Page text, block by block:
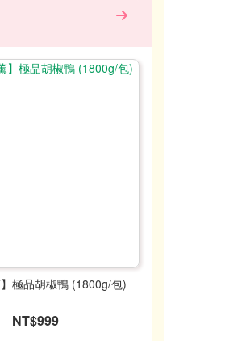
】極品胡椒鴨 (1800g/包)
NT$999